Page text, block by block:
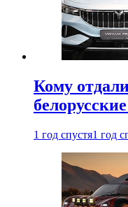
Кому
1 год спустя1 год